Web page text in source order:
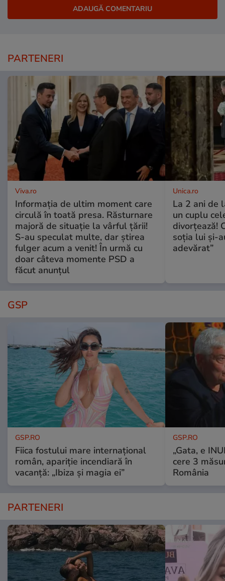
PARTENERI
Viva.ro
Informația de ultim moment care
circulă în toată presa. Răsturnare
majoră de situație la vârful țării!
S-au speculat multe, dar știrea
fulger acum a venit! În urmă cu
doar câteva momente PSD a
făcut anunțul
Unica.ro
La 2 ani de
un cuplu
divorțează!
soția lui și-
adevărat”
GSP
GSP.RO
Fiica fostului mare internațional
român, apariție incendiară în
vacanță: „Ibiza și magia ei”
GSP.RO
„Gata, e
cere 3
România
PARTENERI